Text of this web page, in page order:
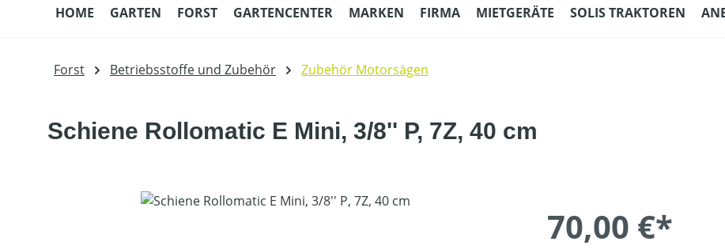
HOME GARTEN FORST GARTENCENTER MARKEN FIRMA MIETGERÄTE SOLIS TRAKTOREN
Forst Betriebsstoffe und Zubehör Zubehör Motorsägen
Schiene Rollomatic E Mini, 3/8'' P, 7Z, 40 cm
Bildergalerie überspringen
70,00 €*